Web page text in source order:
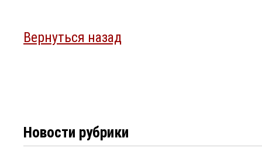
Вернуться назад
Новости рубрики